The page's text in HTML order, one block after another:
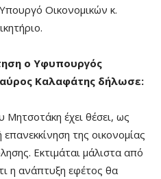
Οικονομικών κ.
ο Υφυπουργός
Καλαφάτης δήλωσε:
έχει θέσει, ως
της οικονομίας
Εκτιμάται μάλιστα από
η ανάπτυξη εφέτος θα